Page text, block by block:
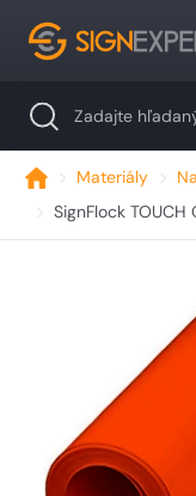
Materiály
SignFlock TOUCH